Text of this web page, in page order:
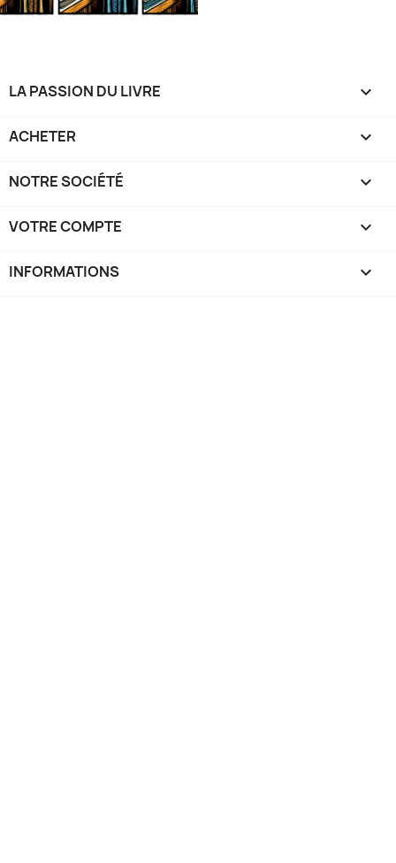
LA PASSION DU LIVRE 
ACHETER 
NOTRE SOCIÉTÉ 
VOTRE COMPTE 
INFORMATIONS keyboard_arrow_down